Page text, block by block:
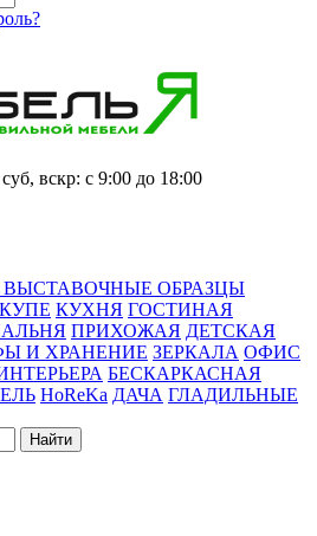
вскр: с 9:00 до 18:00
ОБРАЗЦЫ
КУХНЯ ГОСТИНАЯ
ПРИХОЖАЯ ДЕТСКАЯ
И ХРАНЕНИЕ ЗЕРКАЛА ОФИС
БЕСКАРКАСНАЯ
HoReKa ДАЧА ГЛАДИЛЬНЫЕ
Найти